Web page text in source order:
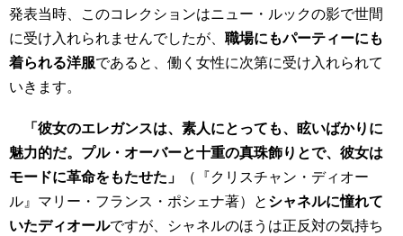
発表当時、このコレクションはニュー・ルックの影で世間
に受け入れられませんでしたが、 職場にもパーティーにも
着られる洋服であると、働く女性に次第に受け入れられて
いきます。
「彼女のエレガンスは、素人にとっても、眩いばかりに
魅力的だ。プル・オーバーと十重の真珠飾りとで、彼女は
モードに革命をもたせた」
（『クリスチャン・ディオー
ル』マリー・フランス・ポシェナ著）とシャネルに憧れて
いたディオールですが、シャネルのほうは正反対の気持ち